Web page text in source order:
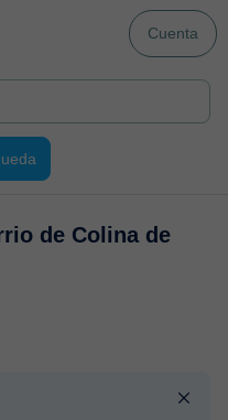
Cuenta
de Colina de